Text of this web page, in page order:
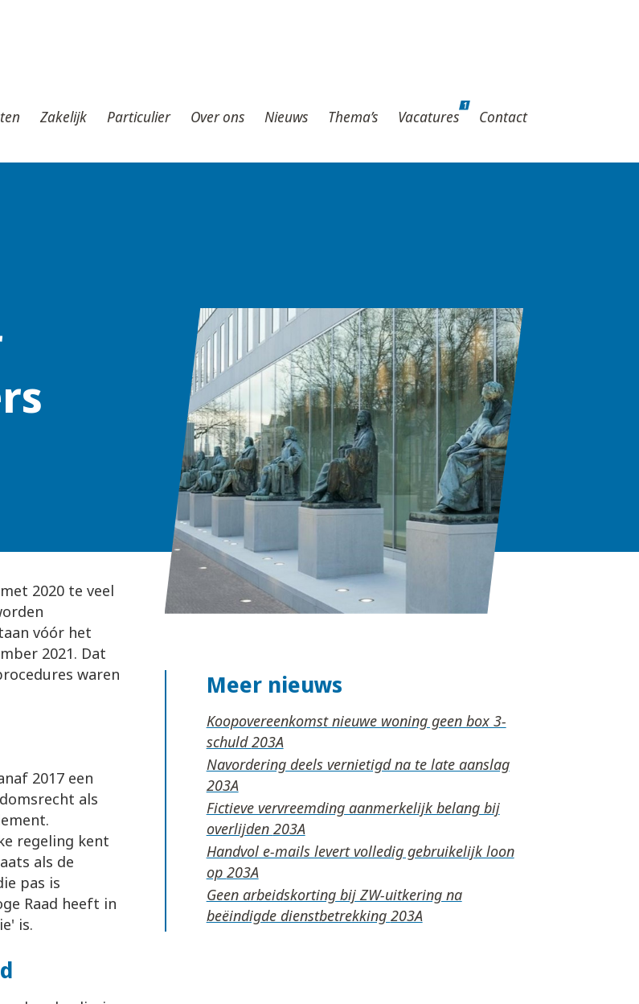
Zakelijk Particulier Over ons Nieuws Thema’s Vacatures
1
Contact
2020 te veel
vóór het
2021. Dat
waren
2017 een
als
regeling kent
als de
pas is
Raad heeft in
is.
Meer nieuws
Koopovereenkomst nieuwe woning geen box 3-
schuld
Navordering deels vernietigd na te late aanslag
Fictieve vervreemding aanmerkelijk belang bij
overlijden
Handvol e-mails levert volledig gebruikelijk loon
op
Geen arbeidskorting bij ZW-uitkering na
beëindigde dienstbetrekking